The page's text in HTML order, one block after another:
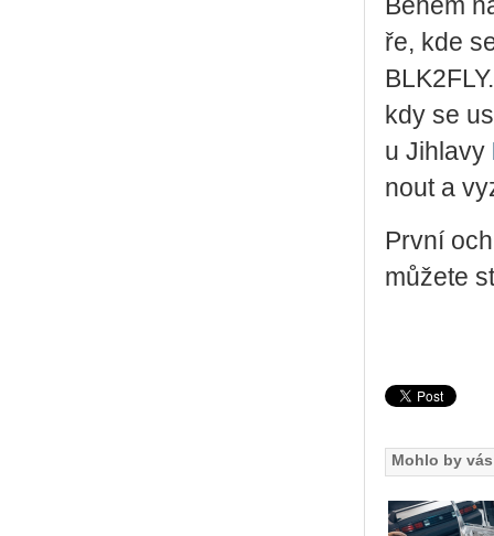
Během
ře, kde
kdy se
u Jih­la­vy
nout a
První
mů­že­te
Mohlo by